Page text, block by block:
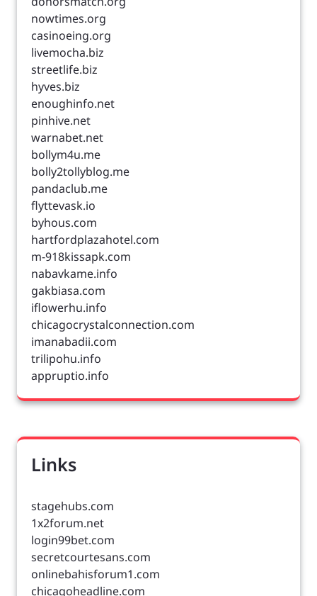
nowtimes.org
casinoeing.org
livemocha.biz
streetlife.biz
hyves.biz
enoughinfo.net
pinhive.net
warnabet.net
bollym4u.me
bolly2tollyblog.me
pandaclub.me
flyttevask.io
byhous.com
hartfordplazahotel.com
m-918kissapk.com
nabavkame.info
gakbiasa.com
iflowerhu.info
chicagocrystalconnection.com
imanabadii.com
trilipohu.info
appruptio.info
Links
stagehubs.com
1x2forum.net
login99bet.com
secretcourtesans.com
onlinebahisforum1.com
chicagoheadline.com